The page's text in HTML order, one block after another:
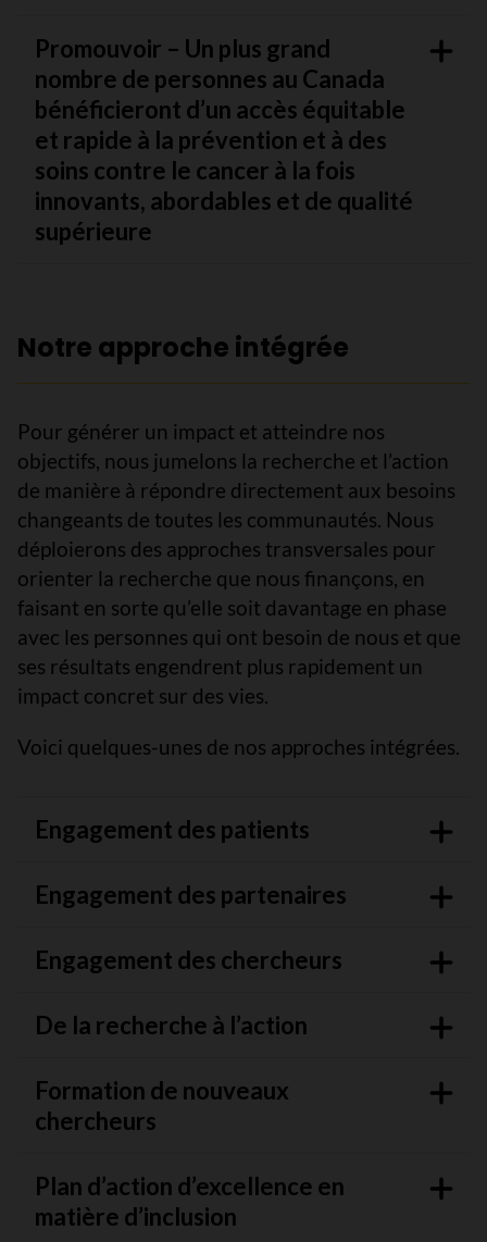
Promouvoir – Un plus grand
nombre de personnes au Canada
bénéficieront d’un accès équitable
et rapide à la prévention et à des
soins contre le cancer à la fois
innovants, abordables et de qualité
supérieure
Notre approche intégrée
Pour générer un impact et atteindre nos
objectifs, nous jumelons la recherche et l’action
de manière à répondre directement aux besoins
changeants de toutes les communautés. Nous
déploierons des approches transversales pour
orienter la recherche que nous finançons, en
faisant en sorte qu’elle soit davantage en phase
avec les personnes qui ont besoin de nous et que
ses résultats engendrent plus rapidement un
impact concret sur des vies.
Voici quelques-unes de nos approches intégrées.
Engagement des patients
Engagement des partenaires
Engagement des chercheurs
De la recherche à l’action
Formation de nouveaux
chercheurs
Plan d’action d’excellence en
matière d’inclusion